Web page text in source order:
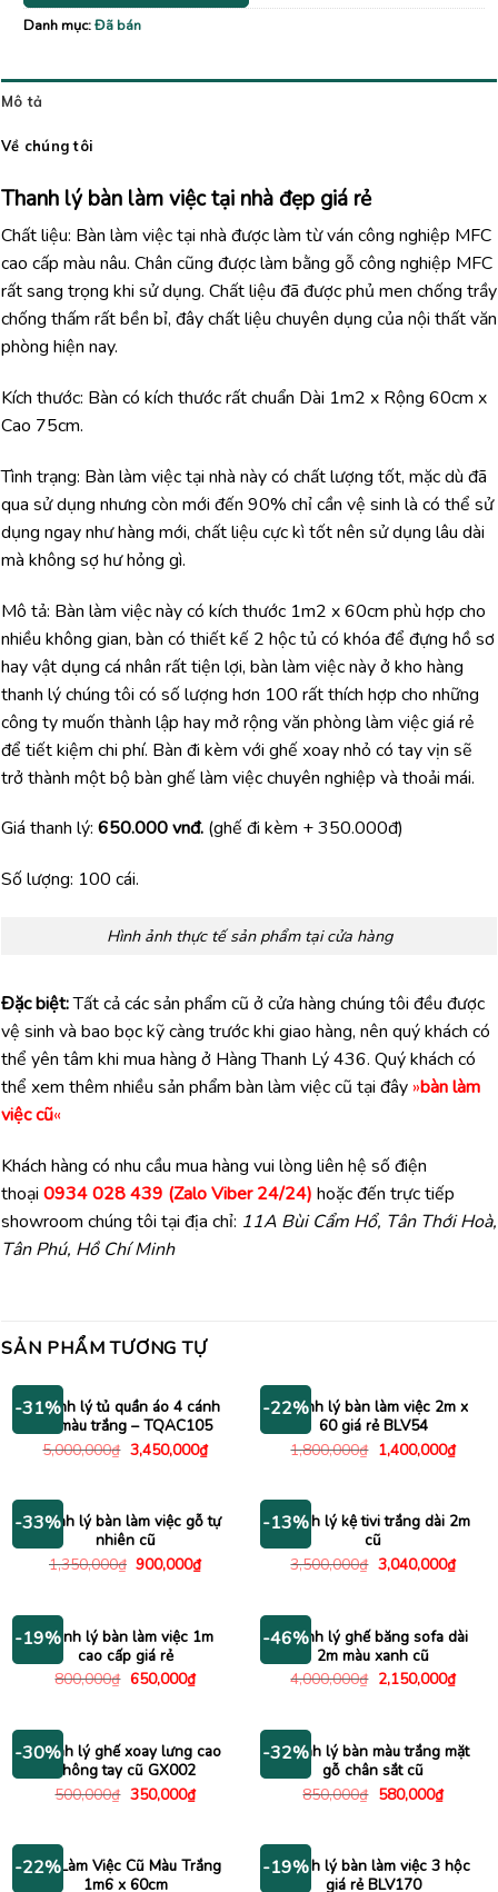
Danh mục:Đã bán
Mô tả
Về chúng tôi
Thanh lý bàn làm việc tại nhà đẹp giá rẻ
Chất liệu: Bàn làm việc tại nhà được làm từ ván công nghiệp MFC
cao cấp màu nâu. Chân cũng được làm bằng gỗ công nghiệp MFC
rất sang trọng khi sử dụng. Chất liệu đã được phủ men chống trầy
chống thấm rất bền bỉ, đây chất liệu chuyên dụng của nội thất văn
phòng hiện nay.
Kích thước: Bàn có kích thước rất chuẩn Dài 1m2 x Rộng 60cm x
Cao 75cm.
Tình trạng: Bàn làm việc tại nhà này có chất lượng tốt, mặc dù đã
qua sử dụng nhưng còn mới đến 90% chỉ cần vệ sinh là có thể sử
dụng ngay như hàng mới, chất liệu cực kì tốt nên sử dụng lâu dài
mà không sợ hư hỏng gì.
Mô tả: Bàn làm việc này có kích thước 1m2 x 60cm phù hợp cho
nhiều không gian, bàn có thiết kế 2 hộc tủ có khóa để đựng hồ sơ
hay vật dụng cá nhân rất tiện lợi, bàn làm việc này ở kho hàng
thanh lý chúng tôi có số lượng hơn 100 rất thích hợp cho những
công ty muốn thành lập hay mở rộng văn phòng làm việc giá rẻ
để tiết kiệm chi phí. Bàn đi kèm với ghế xoay nhỏ có tay vịn sẽ
trở thành một bộ bàn ghế làm việc chuyên nghiệp và thoải mái.
Giá thanh lý: 650.000 vnđ. (ghế đi kèm + 350.000đ)
Số lượng: 100 cái.
Hình ảnh thực tế sản phẩm tại cửa hàng
Đặc biệt:Tất cả các sản phẩm cũ ở cửa hàng chúng tôi đều được
vệ sinh và bao bọc kỹ càng trước khi giao hàng, nên quý khách có
thể yên tâm khi mua hàng ở Hàng Thanh Lý 436. Quý khách có
thể xem thêm nhiều sản phẩm bàn làm việc cũ tại đây »bàn làm
việc cũ«
Khách hàng có nhu cầu mua hàng vui lòng liên hệ số điện
thoại 0934 028 439 (Zalo Viber 24/24) hoặc đến trực tiếp
showroom chúng tôi tại địa chỉ: 11A Bùi Cẩm Hổ, Tân Thới Hoà,
Tân Phú, Hồ Chí Minh
SẢN PHẨM TƯƠNG TỰ
-31%
Thanh lý tủ quần áo 4 cánh
cũ màu trắng – TQAC105
5,000,000₫ Giá
gốc
3,450,000₫Giá
hiện
3,450,000₫.
-22%
Thanh lý bàn làm việc 2m x
60 giá rẻ BLV54
1,800,000₫ Giá
gốc
1,400,000₫Giá
hiện
-33%
Thanh lý bàn làm việc gỗ tự
nhiên cũ
1,350,000₫ Giá
900,000₫Giá
hiện
900,000₫.
-13%
Thanh lý kệ tivi trắng dài 2m
cũ
3,500,000₫ Giá
gốc
3,040,000₫Giá
hiện
-19%Thanh lý bàn làm việc 1m
cao cấp giá rẻ
800,000₫ Giá
650,000₫Giá
hiện
650,000₫.
-46%
Thanh lý ghế băng sofa dài
2m màu xanh cũ
4,000,000₫ Giá
gốc
2,150,000₫Giá
hiện
-30%
Thanh lý ghế xoay lưng cao
không tay cũ GX002
500,000₫ Giá
350,000₫Giá
hiện
350,000₫.
-32%
Thanh lý bàn màu trắng mặt
gỗ chân sắt cũ
850,000₫ Giá
580,000₫Giá
hiện
-22%
Bàn Làm Việc Cũ Màu Trắng
1m6 x 60cm
-19%
Thanh lý bàn làm việc 3 hộc
giá rẻ BLV170